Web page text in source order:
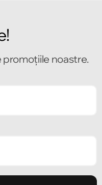
promoțiile noastre.